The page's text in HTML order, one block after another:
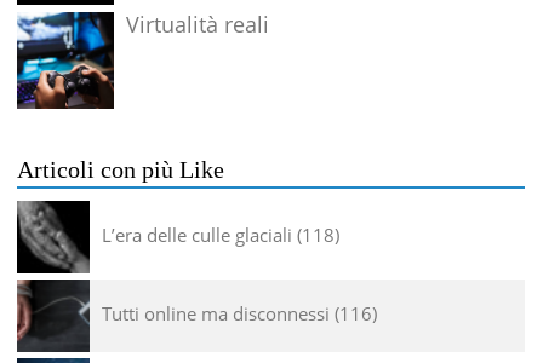
Virtualità reali
Articoli con più Like
L’era delle culle glaciali 118
Tutti online ma disconnessi 116